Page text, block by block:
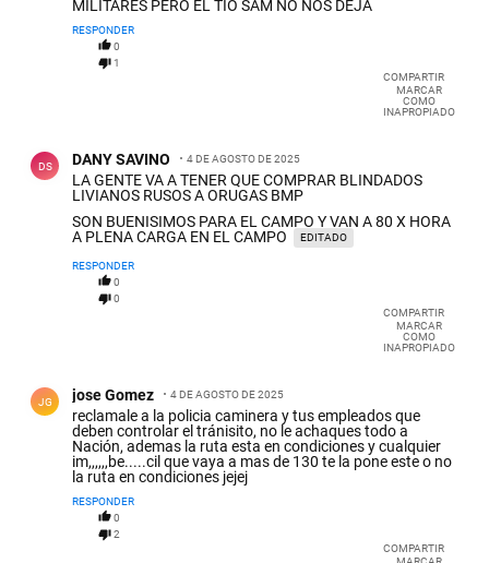
MILITARES PERO EL TIO SAM NO NOS DEJA
RESPONDER
0
1
COMPARTIR
MARCAR
COMO
INAPROPIADO
DS DANY SAVINO 4 DE AGOSTO DE 2025
LA GENTE VA A TENER QUE COMPRAR BLINDADOS
LIVIANOS RUSOS A ORUGAS BMP
SON BUENISIMOS PARA EL CAMPO Y VAN A 80 X HORA
A PLENA CARGA EN EL CAMPO
EDITADO
RESPONDER
0
0
COMPARTIR
MARCAR
COMO
INAPROPIADO
JG jose Gomez 4 DE AGOSTO DE 2025
reclamale a la policia caminera y tus empleados que
deben controlar el tránisito, no le achaques todo a
Nación, ademas la ruta esta en condiciones y cualquier
im,,,,,,be.....cil que vaya a mas de 130 te la pone este o no
la ruta en condiciones jejej
RESPONDER
0
2
COMPARTIR